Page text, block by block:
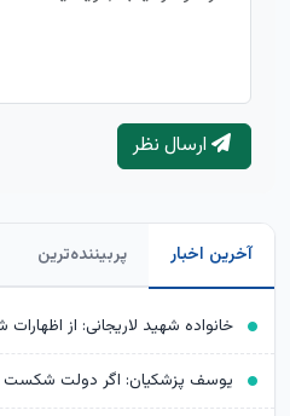
ارسال نظر
آخرین اخبار پربیننده‌ترین
یوسف پزشکیان: اگر دولت شکست